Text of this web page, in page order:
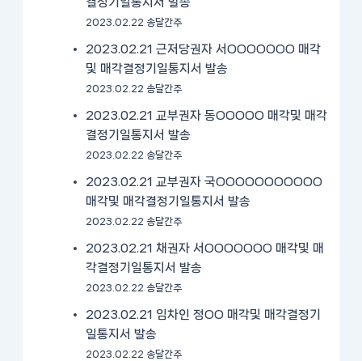
2023.02.22 송달간주
2023.02.21 근저당권자 서OOOOOOO 매각
및 매각결정기일통지서 발송
2023.02.22 송달간주
2023.02.21 교부권자 동OOOOO 매각및 매각
결정기일통지서 발송
2023.02.22 송달간주
2023.02.21 교부권자 국OOOOOOOOOOO
매각및 매각결정기일통지서 발송
2023.02.22 송달간주
2023.02.21 채권자 서OOOOOOO 매각및 매
각결정기일통지서 발송
2023.02.22 송달간주
2023.02.21 임차인 정OO 매각및 매각결정기
일통지서 발송
2023.02.22 송달간주